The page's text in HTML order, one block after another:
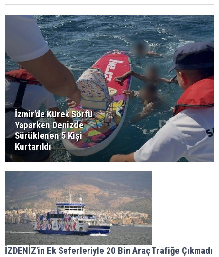
İzmir'de Kürek Sörfü
Yaparken Denizde
Sürüklenen 5 Kişi
Kurtarıldı
İZDENİZ'in Ek Seferleriyle 20 Bin Araç Trafiğe Çıkmadı